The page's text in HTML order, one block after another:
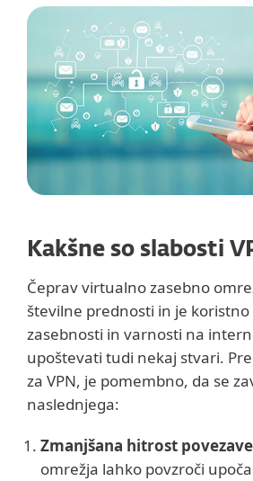
Kakšne so slabosti
Čeprav virtualno zasebno
številne prednosti in je koristno
zasebnosti in varnosti na
upoštevati tudi nekaj stvari.
za VPN, je pomembno, da se
naslednjega:
Zmanjšana hitrost povezave
omrežja lahko povzroči